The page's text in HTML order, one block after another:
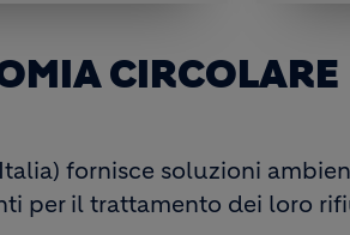
CIRCOLARE
fornisce soluzioni
per il trattamento dei loro